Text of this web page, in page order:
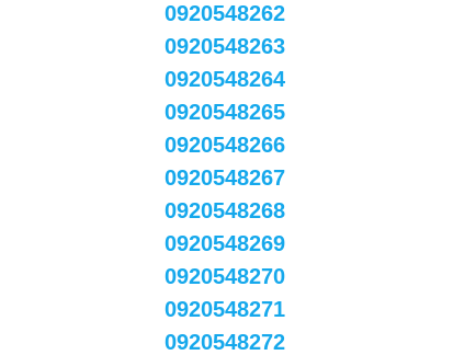
0920548262
0920548263
0920548264
0920548265
0920548266
0920548267
0920548268
0920548269
0920548270
0920548271
0920548272